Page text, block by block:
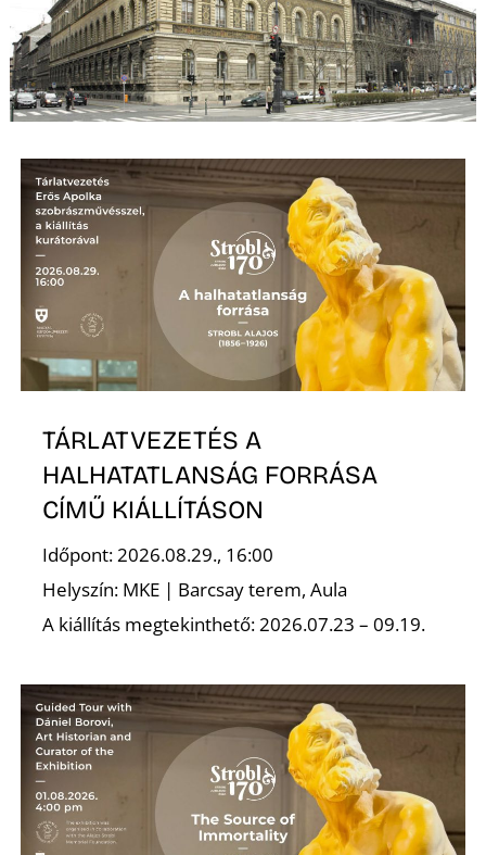
TÁRLATVEZETÉS A
HALHATATLANSÁG FORRÁSA
CÍMŰ KIÁLLÍTÁSON
Időpont: 2026.08.29., 16:00
Helyszín: MKE | Barcsay terem, Aula
A kiállítás megtekinthető: 2026.07.23 – 09.19.